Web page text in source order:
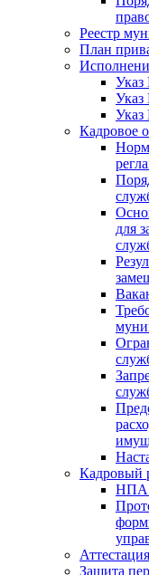
Реестр
План
Кадровое
для
Кадровый
НПА
Защита